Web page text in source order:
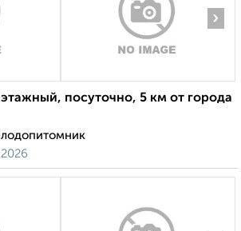
›
посуточно, 5 км от города